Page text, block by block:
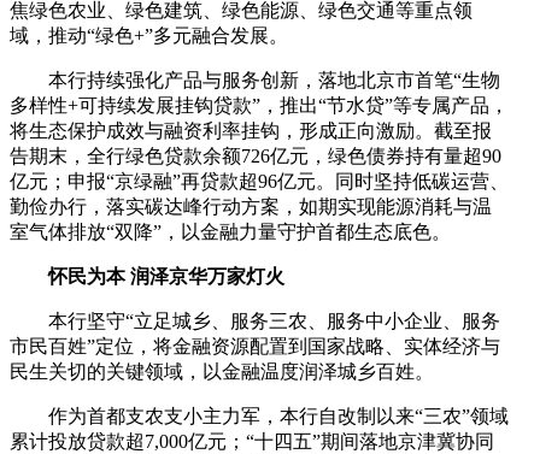
焦绿色农业、绿色建筑、绿色能源、绿色交通等重点领
域，推动“绿色+”多元融合发展。
本行持续强化产品与服务创新，落地北京市首笔“生物
多样性+可持续发展挂钩贷款”，推出“节水贷”等专属产品，
将生态保护成效与融资利率挂钩，形成正向激励。截至报
告期末，全行绿色贷款余额726亿元，绿色债券持有量超90
亿元；申报“京绿融”再贷款超96亿元。同时坚持低碳运营、
勤俭办行，落实碳达峰行动方案，如期实现能源消耗与温
室气体排放“双降”，以金融力量守护首都生态底色。
怀民为本 润泽京华万家灯火
本行坚守“立足城乡、服务三农、服务中小企业、服务
市民百姓”定位，将金融资源配置到国家战略、实体经济与
民生关切的关键领域，以金融温度润泽城乡百姓。
作为首都支农支小主力军，本行自改制以来“三农”领域
累计投放贷款超7,000亿元；“十四五”期间落地京津冀协同